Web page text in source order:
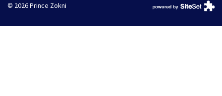
© 2026 Prince Zokni